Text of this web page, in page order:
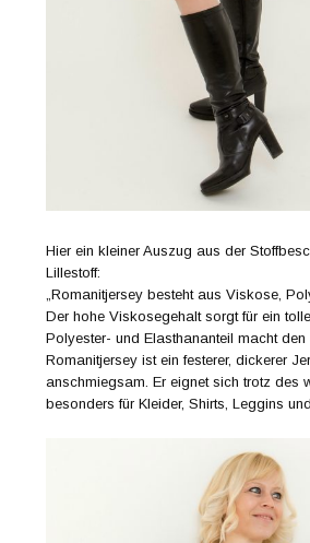
Hier ein kleiner Auszug aus der
Lillestoff:
„Romanitjersey besteht aus Viskose,
Der hohe Viskosegehalt sorgt für ein
Polyester- und Elasthananteil macht den
Romanitjersey ist ein festerer, dickerer
anschmiegsam. Er eignet sich trotz des
besonders für Kleider, Shirts, Leggins